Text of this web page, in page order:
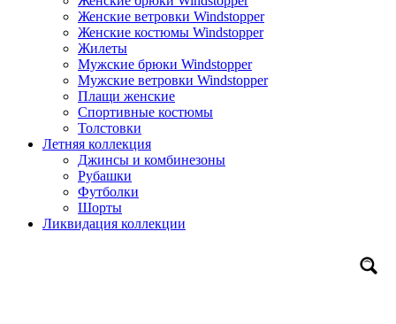
Женские ветровки Windstopper
Женские костюмы Windstopper
Жилеты
Мужские брюки Windstopper
Мужские ветровки Windstopper
Плащи женские
Спортивные костюмы
Толстовки
Летняя коллекция
Джинсы и комбинезоны
Рубашки
Футболки
Шорты
Ликвидация коллекции